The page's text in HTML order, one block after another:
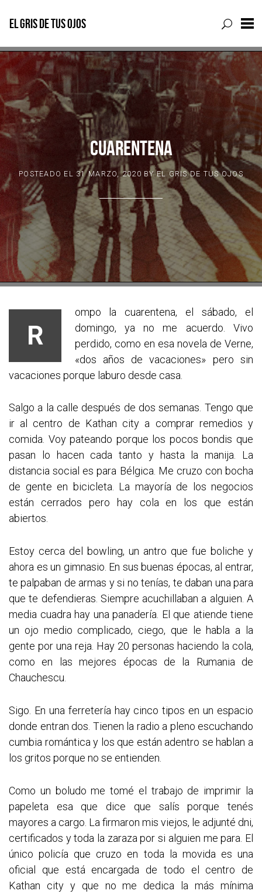
Skip
to
content
EL GRIS DE TUS OJOS
CUARENTENA
POSTEADO EL 31 MARZO, 2020 BYEL GRIS DE TUS OJOS
R
ompo la cuarentena, el sábado, el
domingo, ya no me acuerdo. Vivo
perdido, como en esa novela de Verne,
«dos años de vacaciones» pero sin
vacaciones porque laburo desde casa.
Salgo a la calle después de dos semanas. Tengo que
ir al centro de Kathan city a comprar remedios y
comida. Voy pateando porque los pocos bondis que
pasan lo hacen cada tanto y hasta la manija. La
distancia social es para Bélgica. Me cruzo con bocha
de gente en bicicleta. La mayoría de los negocios
están cerrados pero hay cola en los que están
abiertos.
Estoy cerca del bowling, un antro que fue boliche y
ahora es un gimnasio. En sus buenas épocas, al entrar,
te palpaban de armas y si no tenías, te daban una para
que te defendieras. Siempre acuchillaban a alguien. A
media cuadra hay una panadería. El que atiende tiene
un ojo medio complicado, ciego, que le habla a la
gente por una reja. Hay 20 personas haciendo la cola,
como en las mejores épocas de la Rumania de
Chauchescu.
Sigo. En una ferretería hay cinco tipos en un espacio
donde entran dos. Tienen la radio a pleno escuchando
cumbia romántica y los que están adentro se hablan a
los gritos porque no se entienden.
Como un boludo me tomé el trabajo de imprimir la
papeleta esa que dice que salís porque tenés
mayores a cargo. La firmaron mis viejos, le adjunté dni,
certificados y toda la zaraza por si alguien me para. El
único policía que cruzo en toda la movida es una
oficial que está encargada de todo el centro de
Kathan city y que no me dedica la más mínima